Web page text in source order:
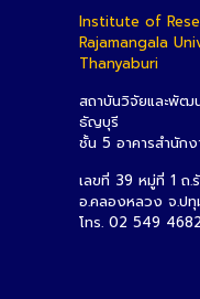
Institute of
Rajamangala
Thanyaburi
สถาบันวิจัยและพัฒ
ธัญบุรี
ชั้น 5 อาคารสำนัก
เลขที่ 39 หมู่ที่ 1 ถ
อ.คลองหลวง จ.ปทุ
โทร. 02 549